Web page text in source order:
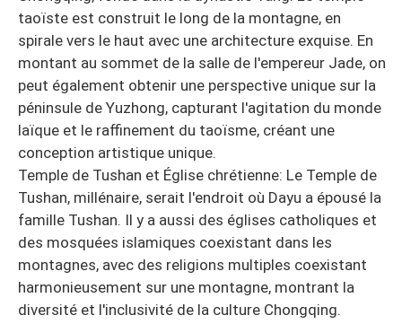
taoïste est construit le long de la montagne, en
spirale vers le haut avec une architecture exquise. En
montant au sommet de la salle de l'empereur Jade, on
peut également obtenir une perspective unique sur la
péninsule de Yuzhong, capturant l'agitation du monde
laïque et le raffinement du taoïsme, créant une
conception artistique unique.
Temple de Tushan et Église chrétienne: Le Temple de
Tushan, millénaire, serait l'endroit où Dayu a épousé la
famille Tushan. Il y a aussi des églises catholiques et
des mosquées islamiques coexistant dans les
montagnes, avec des religions multiples coexistant
harmonieusement sur une montagne, montrant la
diversité et l'inclusivité de la culture Chongqing.